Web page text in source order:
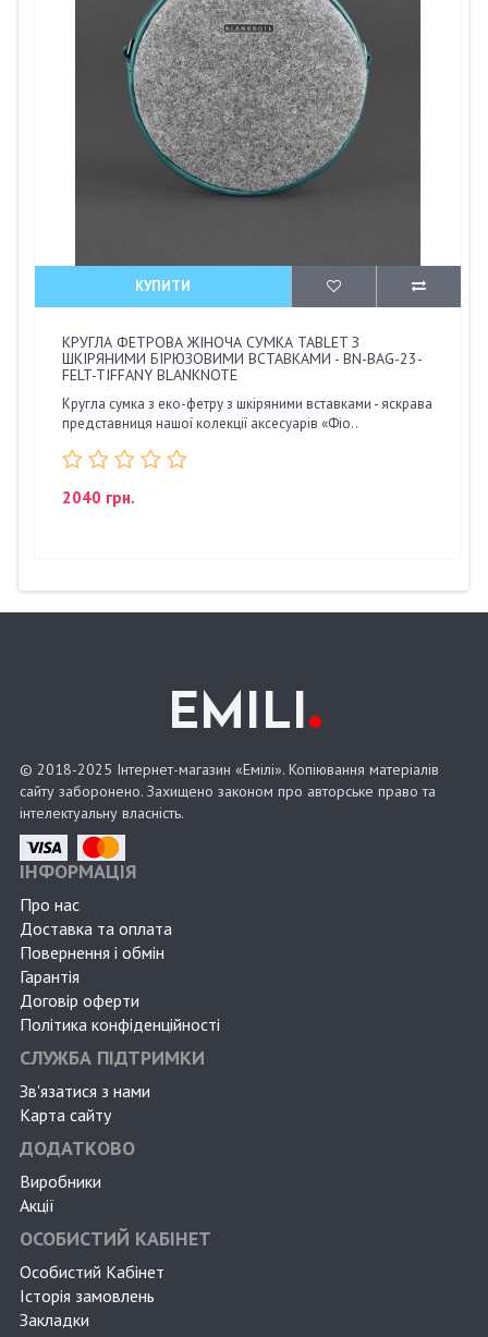
КУПИТИ
КРУГЛА ФЕТРОВА ЖІНОЧА СУМКА TABLET З
ШКІРЯНИМИ БІРЮЗОВИМИ ВСТАВКАМИ - BN-BAG-23-
FELT-TIFFANY BLANKNOTE
Кругла сумка з еко-фетру з шкіряними вставками - яскрава
представниця нашої колекції аксесуарів «Фіо..
2040 грн.
EMILI.
© 2018-2025 Інтернет-магазин «Емілі». Копіювання матеріалів
сайту заборонено. Захищено законом про авторське право та
інтелектуальну власність.
ІНФОРМАЦІЯ
Про нас
Доставка та оплата
Повернення і обмін
Гарантія
Договір оферти
Політика конфіденційності
СЛУЖБА ПІДТРИМКИ
Зв'язатися з нами
Карта сайту
ДОДАТКОВО
Виробники
Акції
ОСОБИСТИЙ КАБІНЕТ
Особистий Кабінет
Історія замовлень
Закладки